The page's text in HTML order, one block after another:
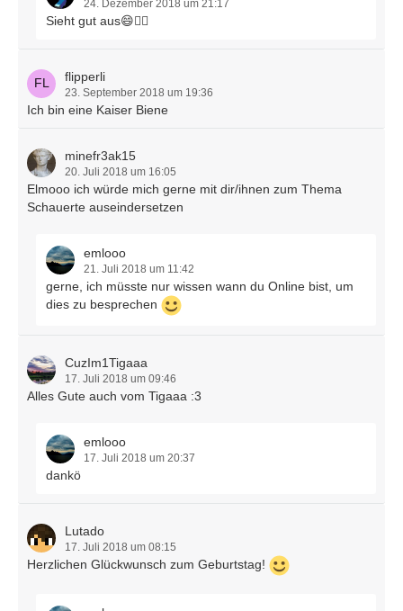
24. Dezember 2018 um 21:17
Sieht gut aus😄👍🏽
flipperli
23. September 2018 um 19:36
Ich bin eine Kaiser Biene
minefr3ak15
20. Juli 2018 um 16:05
Elmooo ich würde mich gerne mit dir/ihnen zum Thema
Schauerte auseindersetzen
emlooo
21. Juli 2018 um 11:42
gerne, ich müsste nur wissen wann du Online bist, um
dies zu besprechen
CuzIm1Tigaaa
17. Juli 2018 um 09:46
Alles Gute auch vom Tigaaa :3
emlooo
17. Juli 2018 um 20:37
dankö
Lutado
17. Juli 2018 um 08:15
Herzlichen Glückwunsch zum Geburtstag!